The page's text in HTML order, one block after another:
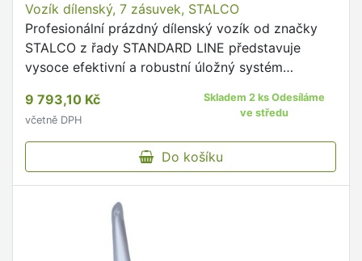
Vozík dílenský, 7 zásuvek, STALCO
Profesionální prázdný dílenský vozík od značky
STALCO z řady STANDARD LINE představuje
vysoce efektivní a robustní úložný systém
uložení ručního nářadí.
9 793,10 Kč
včetně DPH
Skladem 2 ks Odesíláme
ve středu
Do košíku